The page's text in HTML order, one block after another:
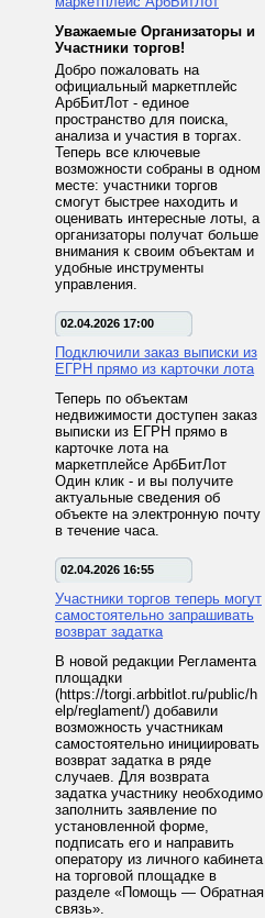
Уважаемые Организаторы и
Участники торгов!
Добро пожаловать на
официальный маркетплейс
АрбБитЛот - единое
пространство для поиска,
анализа и участия в торгах.
Теперь все ключевые
возможности собраны в одном
месте: участники торгов
смогут быстрее находить и
оценивать интересные лоты, а
организаторы получат больше
внимания к своим объектам и
удобные инструменты
управления.
02.04.2026 17:00
Подключили заказ выписки из
ЕГРН прямо из карточки лота
Теперь по объектам
недвижимости доступен заказ
выписки из ЕГРН прямо в
карточке лота на
маркетплейсе АрбБитЛот
Один клик - и вы получите
актуальные сведения об
объекте на электронную почту
в течение часа.
02.04.2026 16:55
Участники торгов теперь могут
самостоятельно запрашивать
возврат задатка
В новой редакции Регламента
площадки
(https://torgi.arbbitlot.ru/public/h
elp/reglament/) добавили
возможность участникам
самостоятельно инициировать
возврат задатка в ряде
случаев. Для возврата
задатка участнику необходимо
заполнить заявление по
установленной форме,
подписать его и направить
оператору из личного кабинета
на торговой площадке в
разделе «Помощь — Обратная
связь».